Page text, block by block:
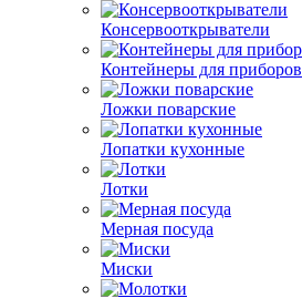
Консервооткрыватели
Контейнеры для приборов
Ложки поварские
Лопатки кухонные
Лотки
Мерная посуда
Миски